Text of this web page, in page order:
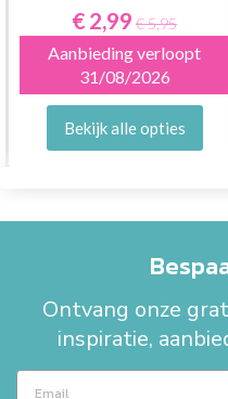
€ 2,99 € 5,95
Aanbieding verloopt
31/08/2026
Bekijk alle opties
Ontvang onze
inspiratie,